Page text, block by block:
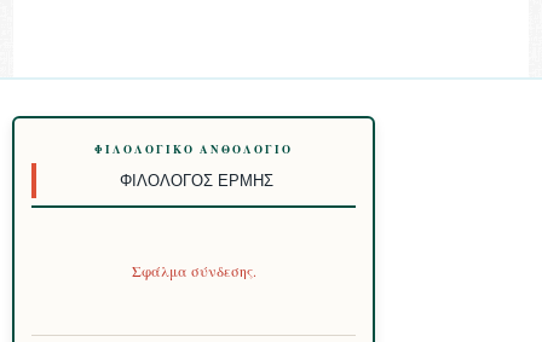
ΦΙΛΟΛΟΓΙΚΌ ΑΝΘΟΛΌΓΙΟ
ΦΙΛΌΛΟΓΟΣ ΕΡΜΉΣ
Σφάλμα σύνδεσης.